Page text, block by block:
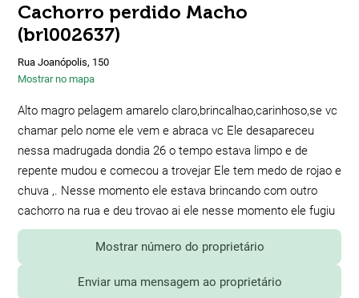
Cachorro perdido Macho
(brl002637)
Rua Joanópolis, 150
Mostrar no mapa
Alto magro pelagem amarelo claro,brincalhao,carinhoso,se vc
chamar pelo nome ele vem e abraca vc Ele desapareceu
nessa madrugada dondia 26 o tempo estava limpo e de
repente mudou e comecou a trovejar Ele tem medo de rojao e
chuva ,. Nesse momento ele estava brincando com outro
cachorro na rua e deu trovao ai ele nesse momento ele fugiu
Mostrar número do proprietário
Enviar uma mensagem ao proprietário